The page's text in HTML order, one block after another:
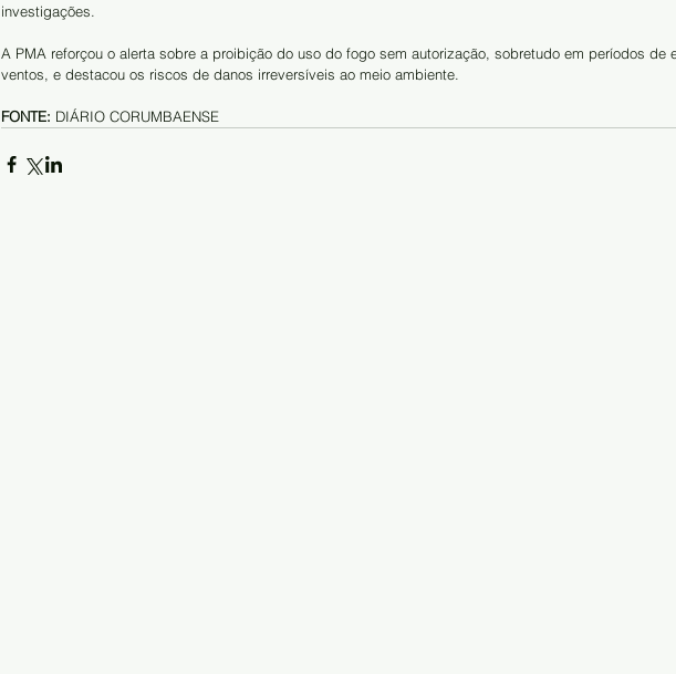
investigações.
A PMA reforçou o alerta sobre a proibição do uso do fogo sem autorização, sobretudo em períodos de
ventos, e destacou os riscos de danos irreversíveis ao meio ambiente.
FONTE: DIÁRIO CORUMBAENSE